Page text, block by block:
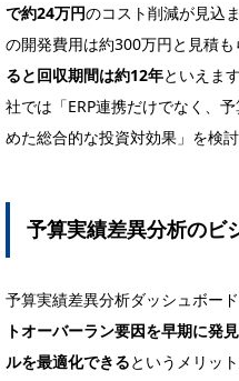
で約24万円のコスト削減が見込
の開発費用は約300万円と見積も
ると回収期間は約12年といえま
社では「ERP連携だけでなく、
めた総合的な投資対効果」を検討
予算実績差異分析のビ
予算実績差異分析ダッシュボード
トオーバーラン要因を早期に発
ルを最適化できるというメリッ